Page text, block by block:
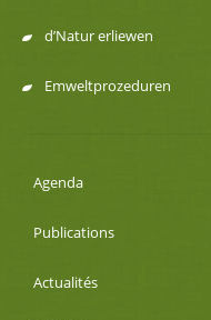
d’Natur erliewen
Emweltprozeduren
Agenda
Publications
Actualités